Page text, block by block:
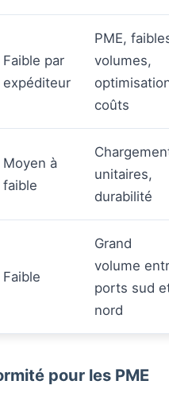
Faible par
expéditeur
PME,
volumes,
coûts
Moyen à
faible
unitaires,
durabilité
Faible
Grand
volume
ports sud
nord
pour les PME